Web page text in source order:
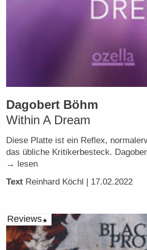
Dagobert Böhm
Within A Dream
Diese Platte ist ein Reflex,
das übliche Kritikerbesteck.
→ lesen
Text Reinhard Köchl | 17.02.2022
Reviews